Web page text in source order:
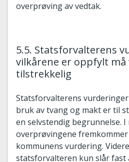
overprøving av vedtak.
5.5. Statsforvalterens
vilkårene er oppfylt
tilstrekkelig
Statsforvalterens
bruk av tvang og makt er til
en selvstendig begrunnelse. I
overprøvingene
kommunens vurdering.
statsforvalteren kun slår